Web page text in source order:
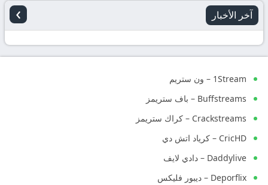
آخر الأخبار ›
1Stream – ون ستريم
Buffstreams – باف ستريمز
Crackstreams – كراك ستريمز
CricHD – كرياد اتش دي
Daddylive – دادي لايف
Deporflix – ديبور فليكس